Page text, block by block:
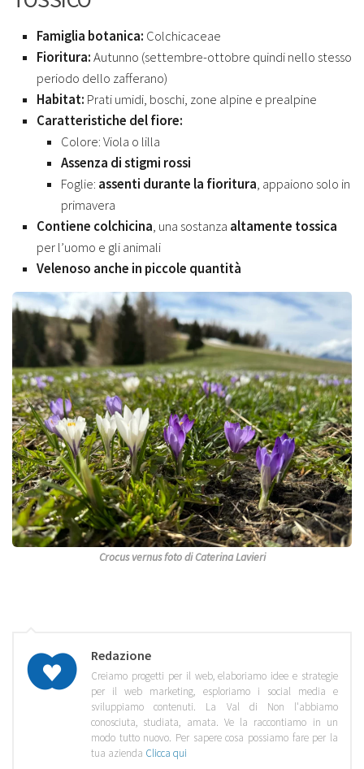
Famiglia botanica: Colchicaceae
Fioritura:Autunno (settembre-ottobre quindi nello stesso
periodo dello zafferano)
Habitat: Prati umidi, boschi, zone alpine e prealpine
Caratteristiche del fiore:
Colore: Viola o lilla
Assenza di stigmi rossi
Foglie: assenti durante la fioritura, appaiono solo in
primavera
Contiene colchicina, una sostanza altamente tossica
per l’uomo e gli animali
Velenoso anche in piccole quantità
Crocus vernus foto di Caterina Lavieri
Redazione
Creiamo progetti per il web, elaboriamo idee e strategie
per il web marketing, esploriamo i social media e
sviluppiamo contenuti. La Val di Non l'abbiamo
conosciuta, studiata, amata. Ve la raccontiamo in un
modo tutto nuovo. Per sapere cosa possiamo fare per la
tua azienda Clicca qui